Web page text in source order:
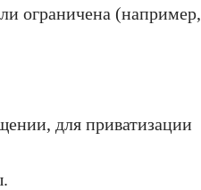
ограничена (например,
для приватизации